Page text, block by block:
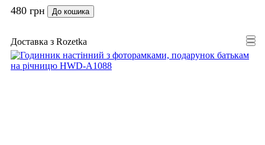
480 грн До кошика
Доставка з Rozetka